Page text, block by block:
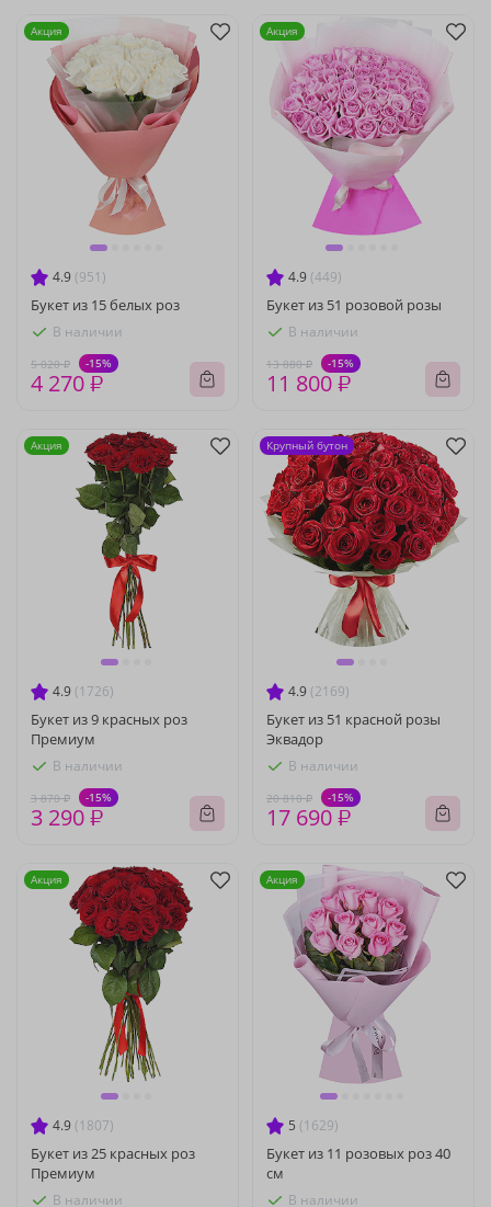
4.9 (951)
Букет из 15 белых роз
В наличии
5 020 ₽ -15%
4 270 ₽
Акция
4.9 (449)
Букет из 51 розовой розы
В наличии
13 880 ₽ -15%
11 800 ₽
Акция
4.9 (1726)
Букет из 9 красных роз
Премиум
В наличии
3 870 ₽ -15%
3 290 ₽
Акция
4.9 (2169)
Букет из 51 красной розы
Эквадор
В наличии
20 810 ₽ -15%
17 690 ₽
Крупный бутон
4.9 (1807)
Букет из 25 красных роз
Премиум
В наличии
Акция
5 (1629)
Букет из 11 розовых роз 40
см
В наличии
Акция